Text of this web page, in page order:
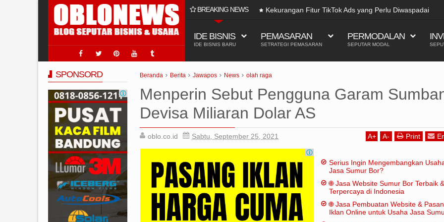
BREAKING NEWS
Penjualan: Mengapa Ini Terjadi? Kekurangan Fitur TikTok Ads yang Perlu Diwaspadai
IDE BISNIS
IDE BISNIS BARU
PEMASARAN
SETRATEGI PEMASARAN
PERMODALAN
SEPUTAR MODAL
Beranda Berita Jawapos News olah raga
Menperin Sebut Pengguna Garam
Devisa Miliaran Dolar AS
oblo.co.id Sabtu, September 25, 2021 A+ A- Print
Serius Ingin Mengembangkan
Jasa Sumur Bor?
🌐 Jasa Website Sumur Bor Terbaik &
Terpercaya di Indonesia
🌐 Jasa Pembuatan Website &
Iklan Online untuk Usaha Jasa
SPONSORD